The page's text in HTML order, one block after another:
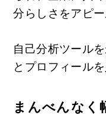
分らしさをアピー
自己分析ツール
とプロフィール
まんべんなく